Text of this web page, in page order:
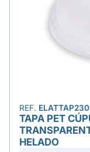
REF.
TAPA PET
HELADO